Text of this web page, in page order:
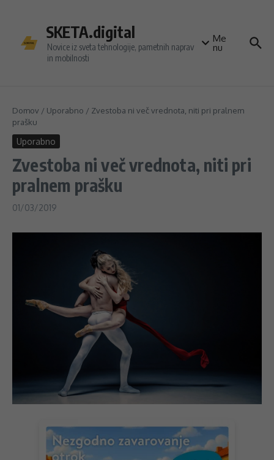
SKETA.digital
Novice iz sveta tehnologije, pametnih naprav
in mobilnosti
Me
nu
Domov / Uporabno / Zvestoba ni več vrednota, niti pri pralnem
prašku
Uporabno
Zvestoba ni več vrednota, niti pri
pralnem prašku
01/03/2019